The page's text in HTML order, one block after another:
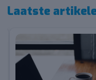
Laatste